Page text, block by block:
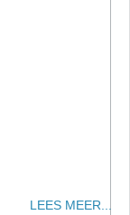
LEES MEER...